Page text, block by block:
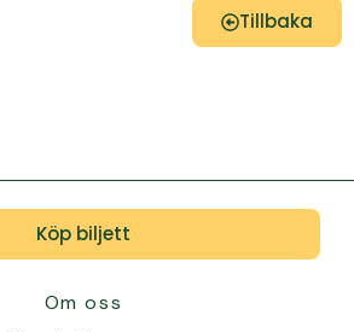
Tillbaka
Om oss
Köp biljett